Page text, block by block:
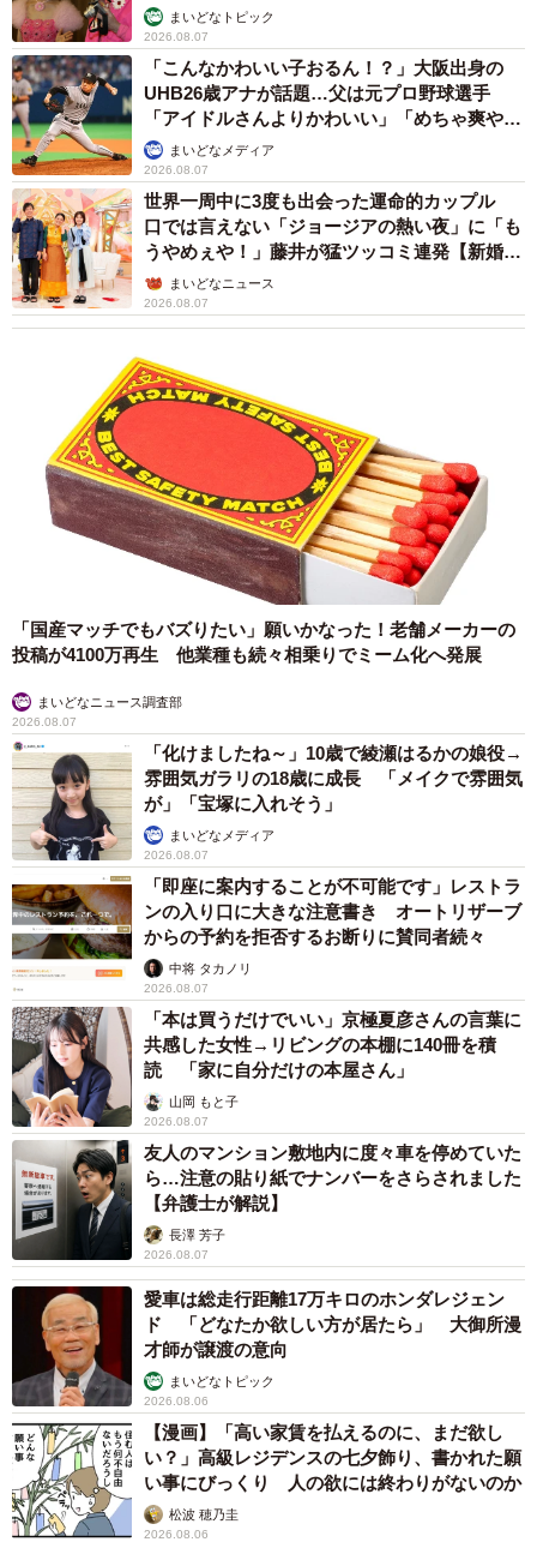
まいどなトピック
2026.08.07
「こんなかわいい子おるん！？」大阪出身の
UHB26歳アナが話題…父は元プロ野球選手
「アイドルさんよりかわいい」「めちゃ爽や
か」まいどなメディア
2026.08.07
世界一周中に3度も出会った運命的カップル
口では言えない「ジョージアの熱い夜」に「も
うやめぇや！」藤井が猛ツッコミ連発【新婚さ
ん】まいどなニュース
2026.08.07
「国産マッチでもバズりたい」願いかなった！老舗メーカーの
投稿が4100万再生 他業種も続々相乗りでミーム化へ発展
まいどなニュース調査部
2026.08.07
「化けましたね～」10歳で綾瀬はるかの娘役→
雰囲気ガラリの18歳に成長 「メイクで雰囲気
が」「宝塚に入れそう」
まいどなメディア
2026.08.07
「即座に案内することが不可能です」レストラ
ンの入り口に大きな注意書き オートリザーブ
からの予約を拒否するお断りに賛同者続々
中将 タカノリ
2026.08.07
「本は買うだけでいい」京極夏彦さんの言葉に
共感した女性→リビングの本棚に140冊を積
読 「家に自分だけの本屋さん」
山岡 もと子
2026.08.07
友人のマンション敷地内に度々車を停めていた
ら…注意の貼り紙でナンバーをさらされました
【弁護士が解説】
長澤 芳子
2026.08.07
愛車は総走行距離17万キロのホンダレジェン
ド 「どなたか欲しい方が居たら」 大御所漫
才師が譲渡の意向
まいどなトピック
2026.08.06
【漫画】「高い家賃を払えるのに、まだ欲し
い？」高級レジデンスの七夕飾り、書かれた願
い事にびっくり 人の欲には終わりがないのか
松波 穂乃圭
2026.08.06